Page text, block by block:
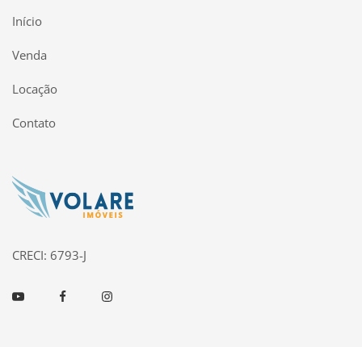
Início
Venda
Locação
Contato
Página inicial
CRECI: 6793-J
Youtube FacebookInstagram